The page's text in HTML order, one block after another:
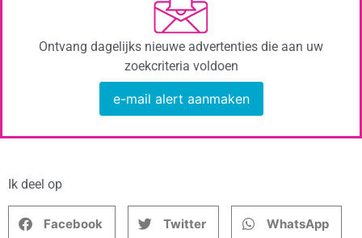
Ontvang dagelijks nieuwe advertenties die aan uw
zoekcriteria voldoen
e-mail alert aanmaken
Ik deel op
Facebook Twitter WhatsApp